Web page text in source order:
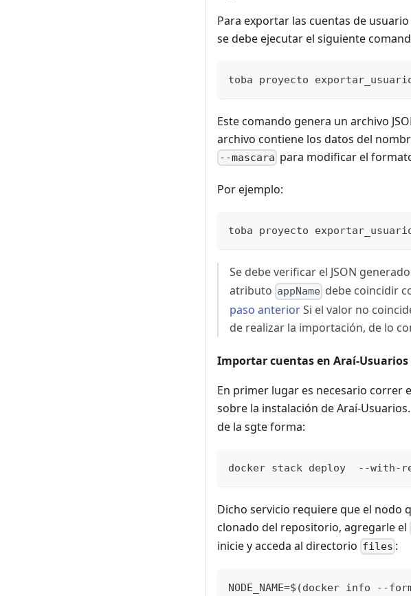
Para exportar las cuentas de
se debe ejecutar el siguiente
toba proyecto
Este comando genera un archivo
archivo contiene los datos del
--mascara para modificar el
Por ejemplo:
toba proyecto
Se debe verificar el JSON
atributo appName debe coincidir
paso anteriorSi el valor no
de realizar la importación, de lo
Importar cuentas en Araí-Usuarios
En primer lugar es necesario correr
sobre la instalación de Araí-
de la sgte forma:
docker stack deploy  --with-
Dicho servicio requiere que el nodo
clonado del repositorio, agregarle el
inicie y acceda al directorio files :
NODE_NAME=$(docker info --